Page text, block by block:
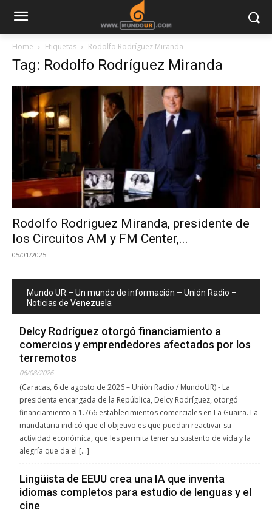
Home Etiquetas Rodolfo Rodríguez Miranda
Tag: Rodolfo Rodríguez Miranda
Rodolfo Rodriguez Miranda, presidente de
los Circuitos AM y FM Center,...
05/01/2025
Mundo UR – Un mundo de información – Unión Radio –
Noticias de Venezuela
Delcy Rodríguez otorgó financiamiento a
comercios y emprendedores afectados por los
terremotos
06/08/2026
(Caracas, 6 de agosto de 2026 – Unión Radio / MundoUR).- La
presidenta encargada de la República, Delcy Rodríguez, otorgó
financiamiento a 1.766 establecimientos comerciales en La Guaira. La
mandataria indicó que el objetivo es que puedan reactivar su
actividad económica, que les permita tener su sustento de vida y la
alegría que da el […]
Lingüista de EEUU crea una IA que inventa
idiomas completos para estudio de lenguas y el
cine